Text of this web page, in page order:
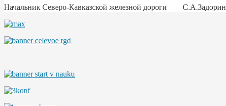
Начальник Северо-Кавказской железной дороги С.А.Задорин